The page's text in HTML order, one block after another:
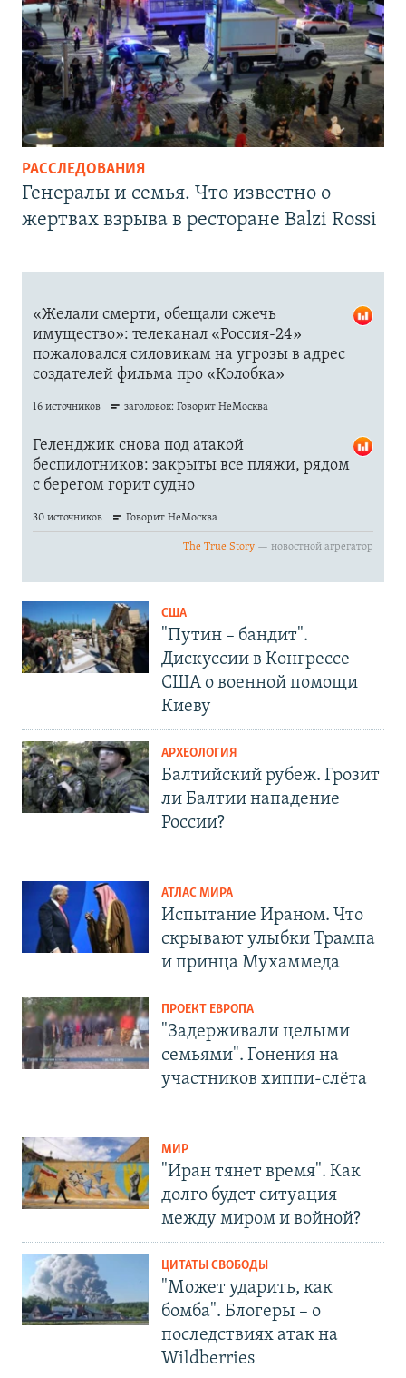
РАССЛЕДОВАНИЯ
Генералы и семья. Что известно о
жертвах взрыва в ресторане Balzi Rossi
США
"Путин – бандит".
Дискуссии в Конгрессе
США о военной помощи
Киеву
АРХЕОЛОГИЯ
Балтийский рубеж. Грозит
ли Балтии нападение
России?
АТЛАС МИРА
Испытание Ираном. Что
скрывают улыбки Трампа
и принца Мухаммеда
ПРОЕКТ ЕВРОПА
"Задерживали целыми
семьями". Гонения на
участников хиппи-слёта
МИР
"Иран тянет время". Как
долго будет ситуация
между миром и войной?
ЦИТАТЫ СВОБОДЫ
"Может ударить, как
бомба". Блогеры – о
последствиях атак на
Wildberries